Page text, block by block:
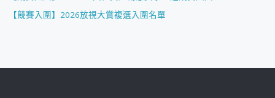
【競賽入圍】2026放視大賞複選入圍名單